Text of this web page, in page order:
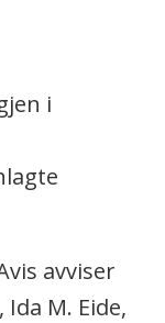
i
avviser
M. Eide,